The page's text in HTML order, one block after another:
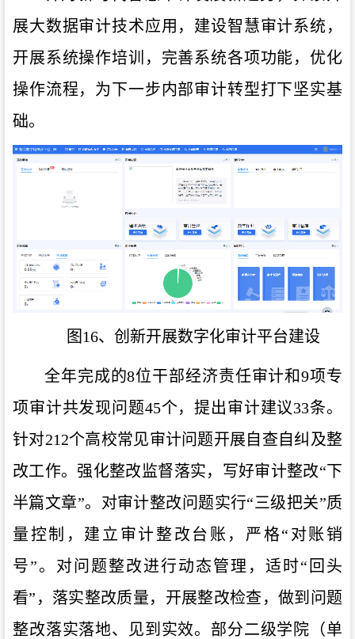
展大数据审计技术应用，建设智慧审计系统，
开展系统操作培训，完善系统各项功能，优化
操作流程，为下一步内部审计转型打下坚实基
础。
图16、创新开展数字化审计平台建设
全年完成的8位干部经济责任审计和9项专
项审计共发现问题45个，提出审计建议33条。
针对212个高校常见审计问题开展自查自纠及整
改工作。强化整改监督落实，写好审计整改“下
半篇文章”。对审计整改问题实行“三级把关”质
量控制，建立审计整改台账，严格“ 对账销
号”。对问题整改进行动态管理，适时“ 回头
看” ，落实整改质量，开展整改检查，做到问题
整改落实落地、见到实效。部分二级学院（单